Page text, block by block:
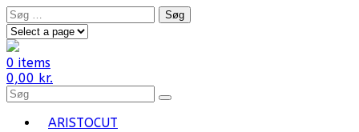
Skip
to
content
Søg
efter:
0 items
0,00 kr.
Search
for
Products:ARISTOCUT